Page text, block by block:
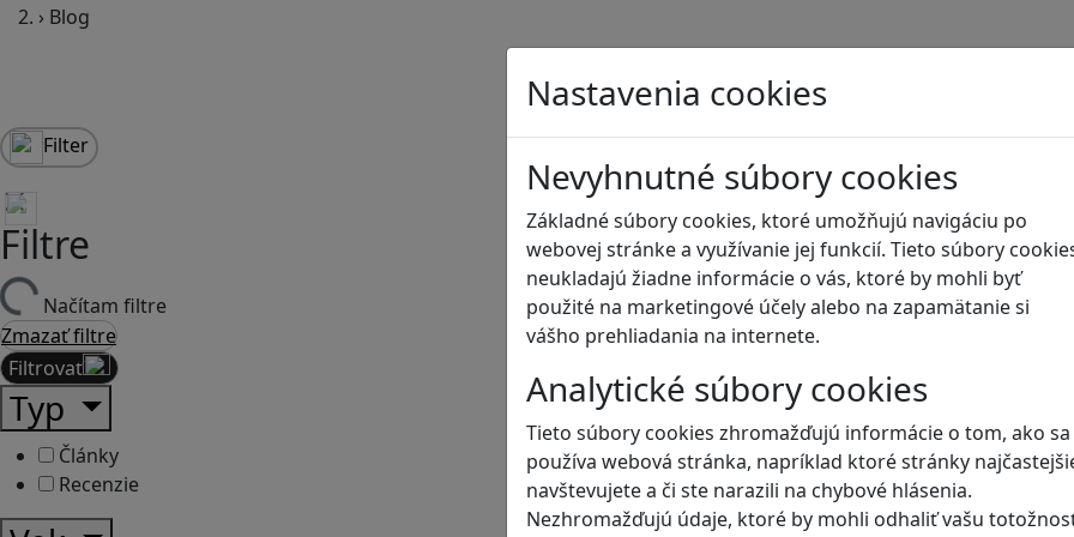
Nastavenia cookies
Nevyhnutné súbory cookies
Základné súbory cookies, ktoré umožňujú navigáciu po
webovej stránke a využívanie jej funkcií. Tieto súbory
neukladajú žiadne informácie o vás, ktoré by mohli byť
použité na marketingové účely alebo na zapamätanie si
vášho prehliadania na internete.
Analytické súbory cookies
Tieto súbory cookies zhromažďujú informácie o tom, ako sa
používa webová stránka, napríklad ktoré stránky
navštevujete a či ste narazili na chybové hlásenia.
Nezhromažďujú údaje, ktoré by mohli odhaliť vašu
› Blog
Blog
Filter
Filtre
Načítam filtre
Zmazať filtre
Filtrovať
Typ
Články
Recenzie